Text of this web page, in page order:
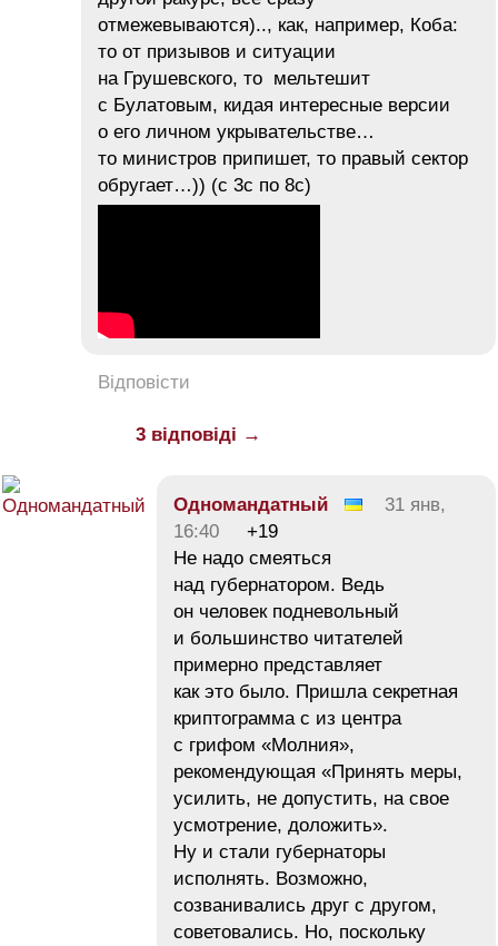
отмежевываются).., как, например, Коба:
то от призывов и ситуации
на Грушевского, то мельтешит
с Булатовым, кидая интересные версии
о его личном укрывательстве…
то министров припишет, то правый сектор
обругает…)) (c 3с по 8с)
Відповісти
3 відповіді →
Одномандатный
31 янв,
16:40
+19
Не надо смеяться
над губернатором. Ведь
он человек подневольный
и большинство читателей
примерно представляет
как это было. Пришла секретная
криптограмма с из центра
с грифом «Молния»,
рекомендующая «Принять меры,
усилить, не допустить, на свое
усмотрение, доложить».
Ну и стали губернаторы
исполнять. Возможно,
созванивались друг с другом,
советовались. Но, поскольку